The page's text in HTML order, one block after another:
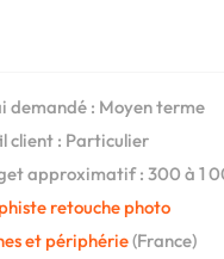
demandé : Moyen terme
client : Particulier
approximatif : 300 à 1
retouche photo
et périphérie(France)